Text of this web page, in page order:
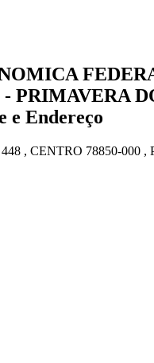
- PRIMAVERA
e Endereço
, CENTRO 78850-000 ,